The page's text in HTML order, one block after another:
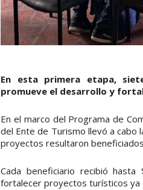
En esta primera etapa,
promueve el desarrollo y
En el marco del Programa de
del Ente de Turismo llevó a
proyectos resultaron
Cada beneficiario recibió
fortalecer proyectos turísticos ya